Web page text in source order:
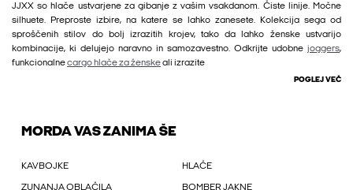
JJXX so hlače ustvarjene za gibanje z vašim vsakdanom. Čiste linije. Močne
silhuete. Preproste izbire, na katere se lahko zanesete. Kolekcija sega od
sproščenih stilov do bolj izrazitih krojev, tako da lahko ženske ustvarijo
kombinacije, ki delujejo naravno in samozavestno. Odkrijte udobne joggers,
funkcionalnecargo hlače za ženskeali izrazite
POGLEJ VEČ
MORDA VAS ZANIMA ŠE
KAVBOJKE HLAČE
ZUNANJA OBLAČILA BOMBER JAKNE